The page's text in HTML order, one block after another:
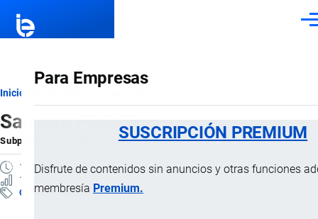
Para Empresas
SUSCRIPCIÓN PREMIUM
Disfrute de contenidos sin anuncios y otras funciones
membresía Premium.
Ruta
de
navegación
Inicio
Sanolife PRO-TAB
Subpartida Arancelaria porImportaciones …, 23 Diciembre, 2024
1 MINUTO
11 VISTAS
Clasificación Arancelaria